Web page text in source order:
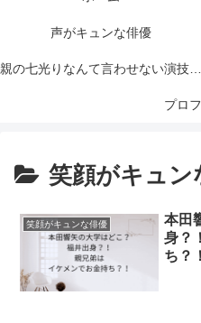
声がキュンな俳優
親の七光りなんて言わせない演技力
プロ
笑顔がキュン
笑顔がキュンな俳優
本田
身？
ち？！